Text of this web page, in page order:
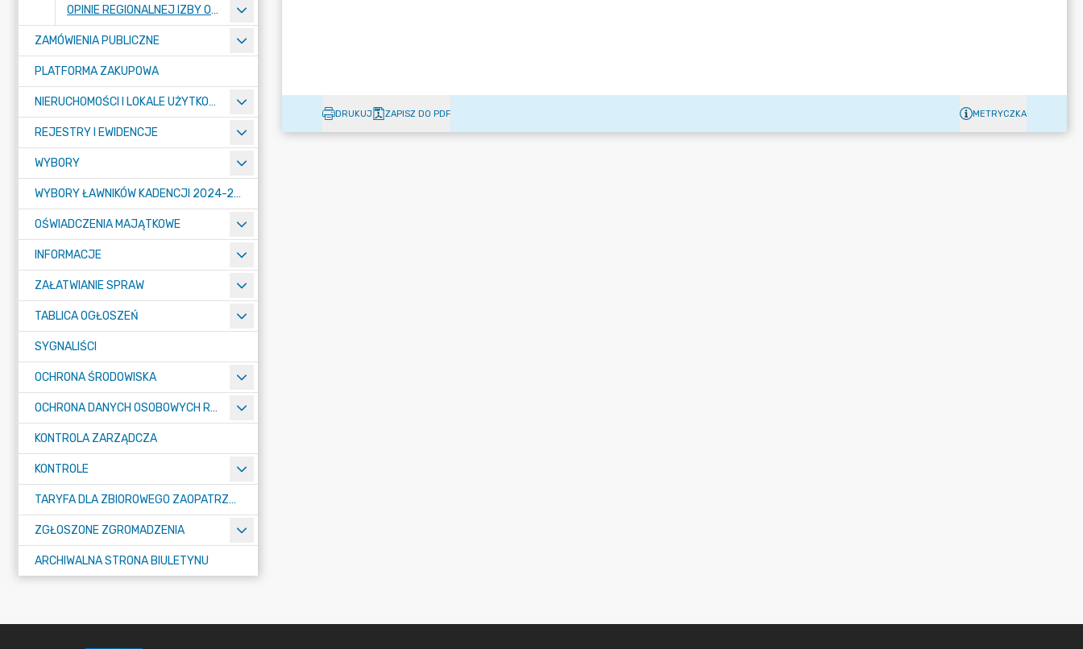
OPINIE REGIONALNEJ IZBY OBRACHUNKOWEJ
ZAMÓWIENIA PUBLICZNE
PLATFORMA ZAKUPOWA
NIERUCHOMOŚCI I LOKALE UŻYTKOWE
REJESTRY I EWIDENCJE
WYBORY
WYBORY ŁAWNIKÓW KADENCJI 2024-2027
OŚWIADCZENIA MAJĄTKOWE
INFORMACJE
ZAŁATWIANIE SPRAW
TABLICA OGŁOSZEŃ
SYGNALIŚCI
OCHRONA ŚRODOWISKA
OCHRONA DANYCH OSOBOWYCH RODO
KONTROLA ZARZĄDCZA
KONTROLE
TARYFA DLA ZBIOROWEGO ZAOPATRZENIA W WODĘ I ZBIOROWEGO ODPROWADZANIA ŚCIEKÓW
ZGŁOSZONE ZGROMADZENIA
ARCHIWALNA STRONA BIULETYNU
DRUKUJ ZAPISZ DO PDF METRYCZKA